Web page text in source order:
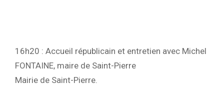
16h20 : Accueil républicain et entretien avec Michel
FONTAINE, maire de Saint-Pierre
Mairie de Saint-Pierre.